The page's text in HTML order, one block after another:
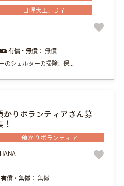
日曜大工、DIY
有償・無償： 無償
のシェルターの掃除、保...
かりボランティアさん募
！
預かりボランティア
有償・無償： 無償